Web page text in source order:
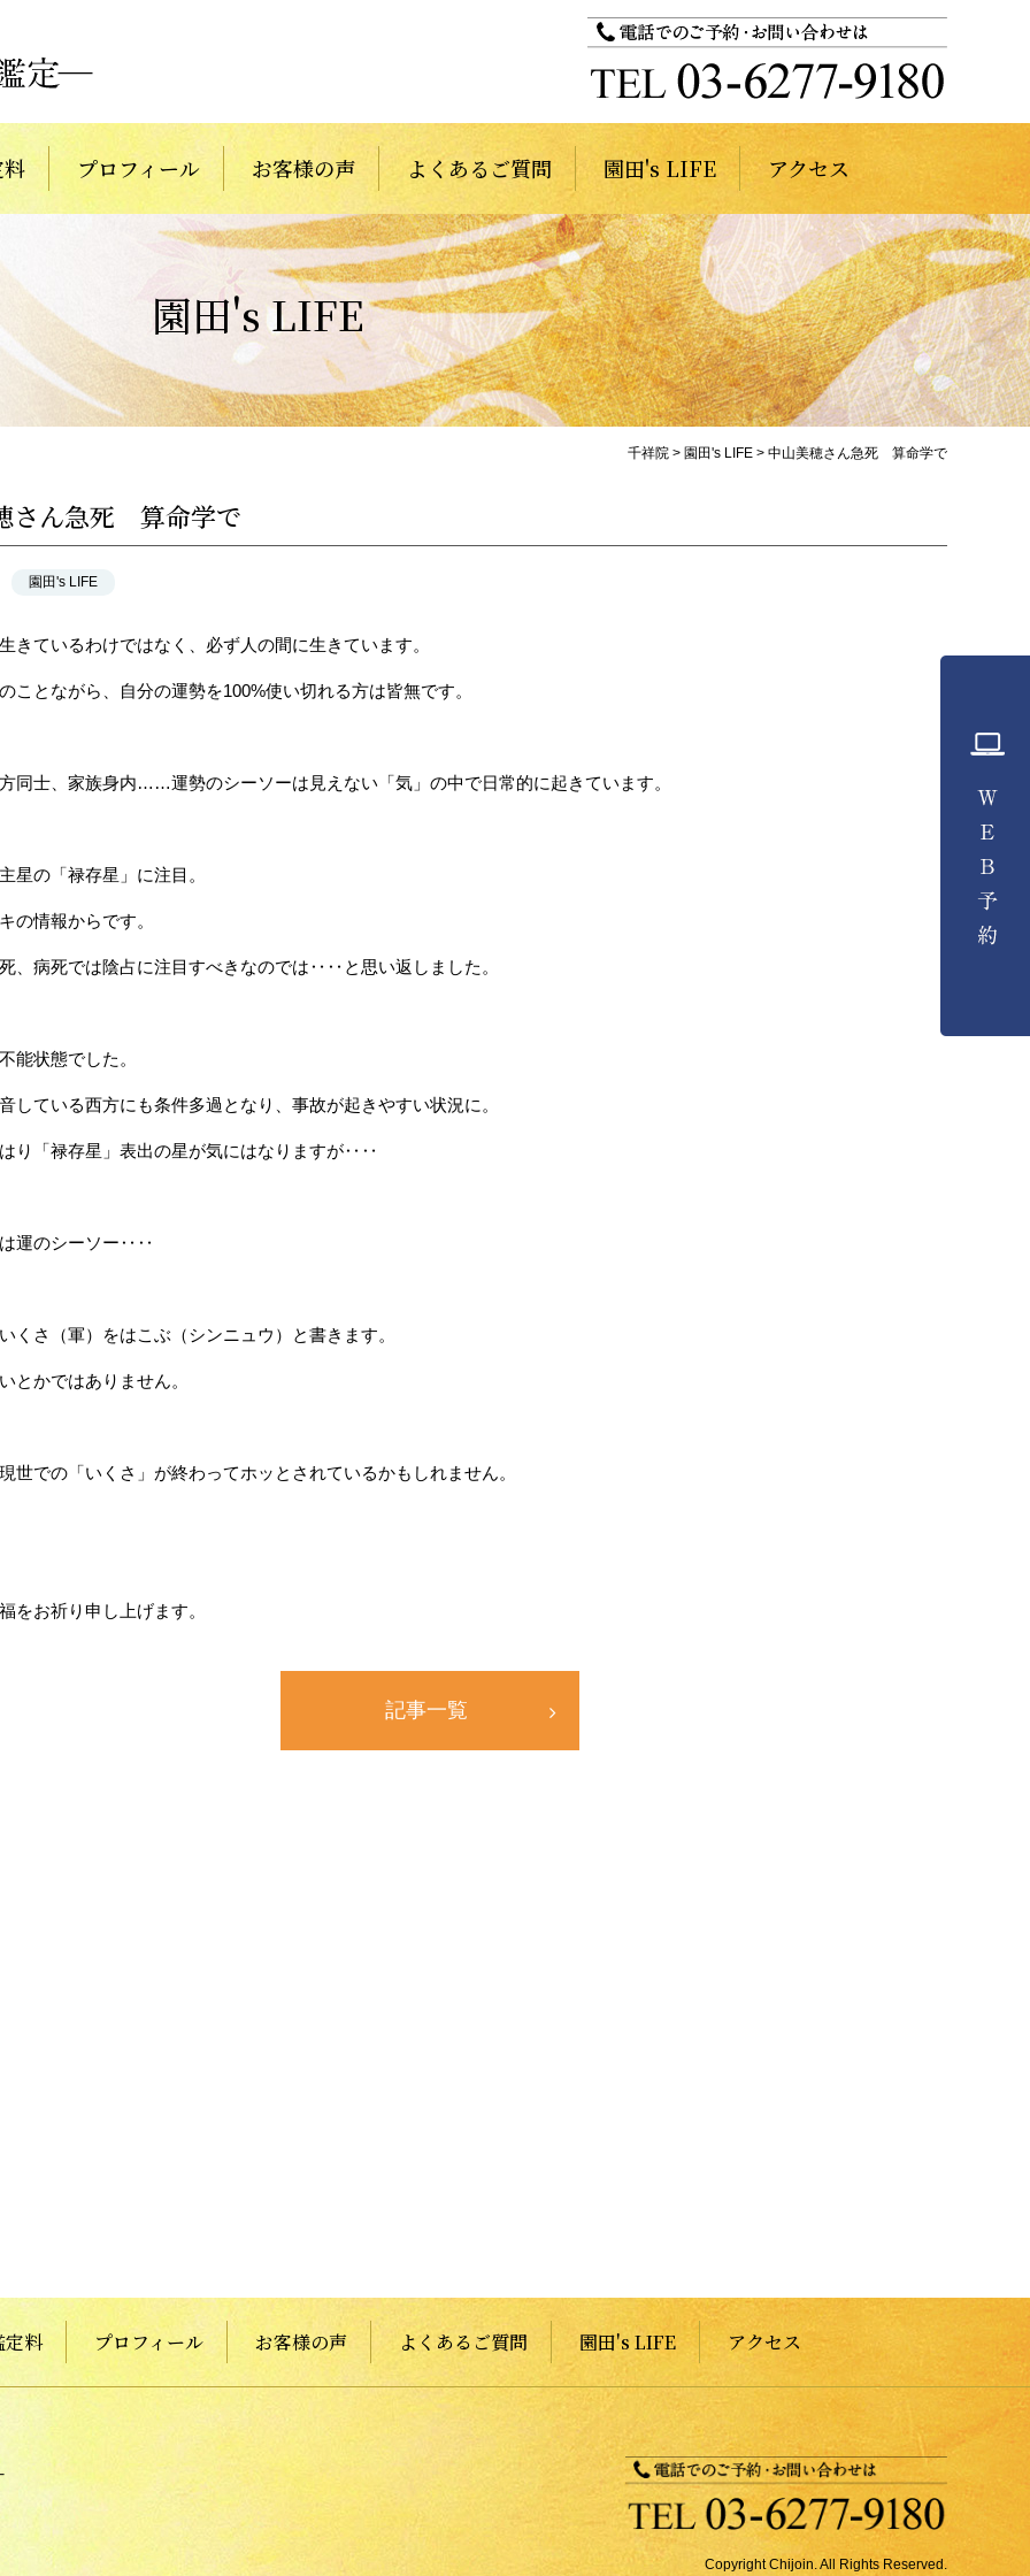
プロフィール お客様の声 よくあるご質問 園田's LIFE アクセス
園田's LIFE
千祥院 > 園田's LIFE > 中山美穂さん急死 算命学で
さん急死 算命学で
園田's LIFE
きているわけではなく、必ず人の間に生きています。
ことながら、自分の運勢を100%使い切れる方は皆無です。
同士、家族身内……運勢のシーソーは見えない「気」の中で日常的に起きています。
星の「禄存星」に注目。
の情報からです。
、病死では陰占に注目すべきなのでは‥‥と思い返しました。
能状態でした。
している西方にも条件多過となり、事故が起きやすい状況に。
り「禄存星」表出の星が気にはなりますが‥‥
運のシーソー‥‥
いくさ（軍）をはこぶ（シンニュウ）と書きます。
とかではありません。
世での「いくさ」が終わってホッとされているかもしれません。
をお祈り申し上げます。
記事一覧
定料 プロフィール お客様の声 よくあるご質問 園田's LIFE アクセス
Copyright Chijoin. All Rights Reserved.